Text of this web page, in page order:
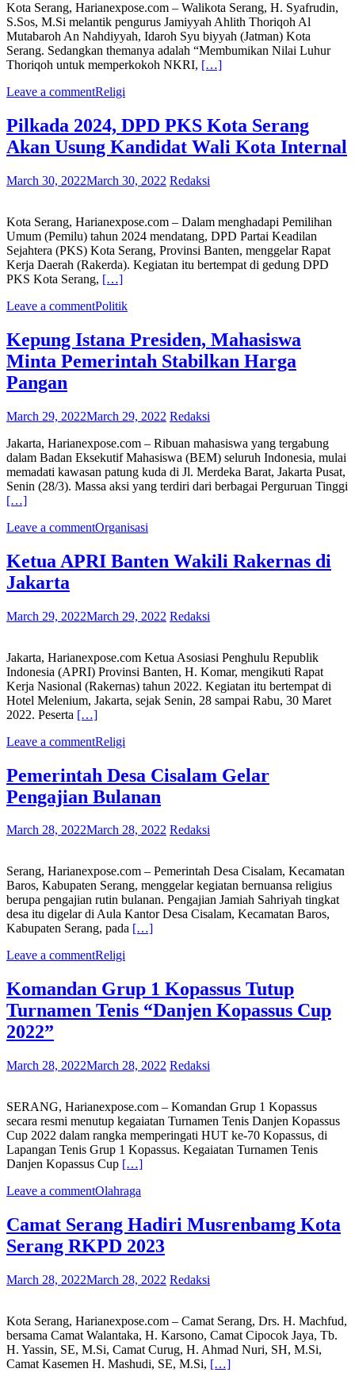
Kota Serang, Harianexpose.com – Walikota Serang, H. Syafrudin,
S.Sos, M.Si melantik pengurus Jamiyyah Ahlith Thoriqoh Al
Mutabaroh An Nahdiyyah, Idaroh Syu biyyah (Jatman) Kota
Serang. Sedangkan themanya adalah “Membumikan Nilai Luhur
Thoriqoh untuk memperkokoh NKRI, […]
Leave a commentReligi
Pilkada 2024, DPD PKS Kota Serang
Akan Usung Kandidat Wali Kota Internal
March 30, 2022March 30, 2022 Redaksi
Kota Serang, Harianexpose.com – Dalam menghadapi Pemilihan
Umum (Pemilu) tahun 2024 mendatang, DPD Partai Keadilan
Sejahtera (PKS) Kota Serang, Provinsi Banten, menggelar Rapat
Kerja Daerah (Rakerda). Kegiatan itu bertempat di gedung DPD
PKS Kota Serang, […]
Leave a commentPolitik
Kepung Istana Presiden, Mahasiswa
Minta Pemerintah Stabilkan Harga
Pangan
March 29, 2022March 29, 2022 Redaksi
Jakarta, Harianexpose.com – Ribuan mahasiswa yang tergabung
dalam Badan Eksekutif Mahasiswa (BEM) seluruh Indonesia, mulai
memadati kawasan patung kuda di Jl. Merdeka Barat, Jakarta Pusat,
Senin (28/3). Massa aksi yang terdiri dari berbagai Perguruan Tinggi
[…]
Leave a commentOrganisasi
Ketua APRI Banten Wakili Rakernas di
Jakarta
March 29, 2022March 29, 2022 Redaksi
Jakarta, Harianexpose.com Ketua Asosiasi Penghulu Republik
Indonesia (APRI) Provinsi Banten, H. Komar, mengikuti Rapat
Kerja Nasional (Rakernas) tahun 2022. Kegiatan itu bertempat di
Hotel Melenium, Jakarta, sejak Senin, 28 sampai Rabu, 30 Maret
2022. Peserta […]
Leave a commentReligi
Pemerintah Desa Cisalam Gelar
Pengajian Bulanan
March 28, 2022March 28, 2022 Redaksi
Serang, Harianexpose.com – Pemerintah Desa Cisalam, Kecamatan
Baros, Kabupaten Serang, menggelar kegiatan bernuansa religius
berupa pengajian rutin bulanan. Pengajian Jamiah Sahriyah tingkat
desa itu digelar di Aula Kantor Desa Cisalam, Kecamatan Baros,
Kabupaten Serang, pada […]
Leave a commentReligi
Komandan Grup 1 Kopassus Tutup
Turnamen Tenis “Danjen Kopassus Cup
2022”
March 28, 2022March 28, 2022 Redaksi
SERANG, Harianexpose.com – Komandan Grup 1 Kopassus
secara resmi menutup kegaiatan Turnamen Tenis Danjen Kopassus
Cup 2022 dalam rangka memperingati HUT ke-70 Kopassus, di
Lapangan Tenis Grup 1 Kopassus. Kegaiatan Turnamen Tenis
Danjen Kopassus Cup […]
Leave a commentOlahraga
Camat Serang Hadiri Musrenbamg Kota
Serang RKPD 2023
March 28, 2022March 28, 2022 Redaksi
Kota Serang, Harianexpose.com – Camat Serang, Drs. H. Machfud,
bersama Camat Walantaka, H. Karsono, Camat Cipocok Jaya, Tb.
H. Yassin, SE, M.Si, Camat Curug, H. Ahmad Nuri, SH, M.Si,
Camat Kasemen H. Mashudi, SE, M.Si, […]